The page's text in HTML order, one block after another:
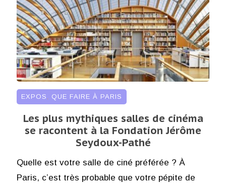
EXPOS , QUE FAIRE À PARIS
Les plus mythiques salles de cinéma
se racontent à la Fondation Jérôme
Seydoux-Pathé
Quelle est votre salle de ciné préférée ? À
Paris, c’est très probable que votre pépite de